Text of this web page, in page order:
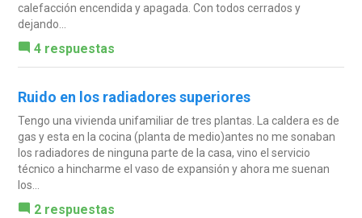
calefacción encendida y apagada. Con todos cerrados y
dejando...
4 respuestas
Ruido en los radiadores superiores
Tengo una vivienda unifamiliar de tres plantas. La caldera es de
gas y esta en la cocina (planta de medio)antes no me sonaban
los radiadores de ninguna parte de la casa, vino el servicio
técnico a hincharme el vaso de expansión y ahora me suenan
los...
2 respuestas